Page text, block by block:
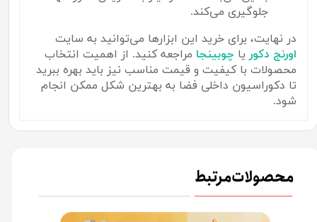
جلوگیری می‌کند.
در نهایت، برای خرید این ابزارها می‌توانید به سایت
اورنج دکور یا چوبینجا مراجعه کنید. از اهمیت انتخاب
محصولات با کیفیت و قیمت مناسب نیز باید بهره ببرید
تا دکوراسیون داخلی فضا به بهترین شکل ممکن انجام
شود.
محصولات مرتبط